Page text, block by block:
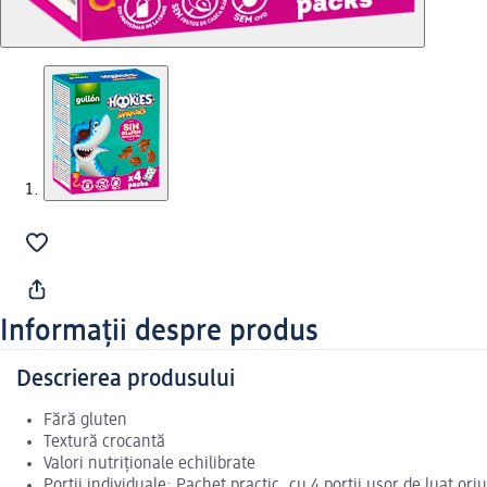
Informații despre produs
Descrierea produsului
Fără gluten
Textură crocantă
Valori nutriționale echilibrate